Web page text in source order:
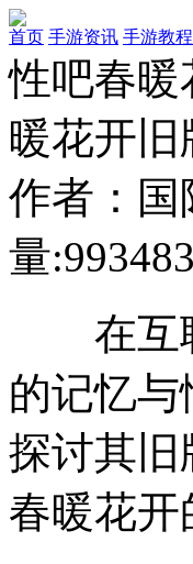
首页 手游资讯 手游教程
性吧春暖
暖花开
作者：国
量:
在互联
的记忆与
探讨其旧
春暖花